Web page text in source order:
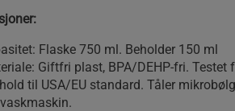
Flaske 750 ml. Beholder 150 ml
Giftfri plast, BPA/DEHP-fri. Testet
til USA/EU standard. Tåler